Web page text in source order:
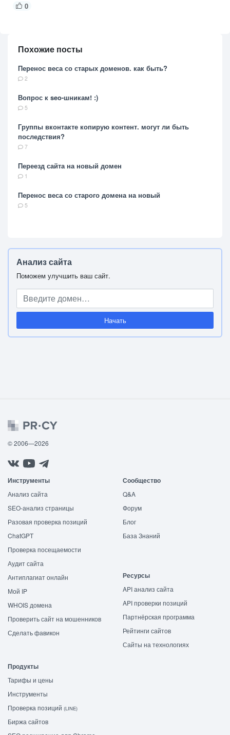
0
Похожие посты
Перенос веса со старых доменов. как быть?
2
Вопрос к seo-шникам! :)
5
Группы вконтакте копирую контент. могут ли быть
последствия?
7
Переезд сайта на новый домен
1
Перенос веса со старого домена на новый
5
Анализ сайта
Поможем улучшить ваш сайт.
Начать
© 2006—2026
Инструменты
Анализ сайта
SEO-анализ страницы
Разовая проверка позиций
ChatGPT
Проверка посещаемости
Аудит сайта
Антиплагиат онлайн
Мой IP
WHOIS домена
Проверить сайт на мошенников
Сделать фавикон
Сообщество
Q&A
Форум
Блог
База Знаний
Ресурсы
API анализ сайта
API проверки позиций
Партнёрская программа
Рейтинги сайтов
Сайты на технологиях
Продукты
Тарифы и цены
Инструменты
Проверка позиций (LINE)
Биржа сайтов